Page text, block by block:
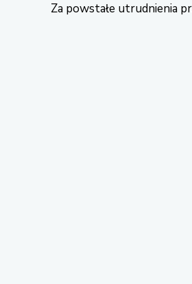
Za powstałe utrudnienia